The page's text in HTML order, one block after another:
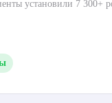
установили 7 300+